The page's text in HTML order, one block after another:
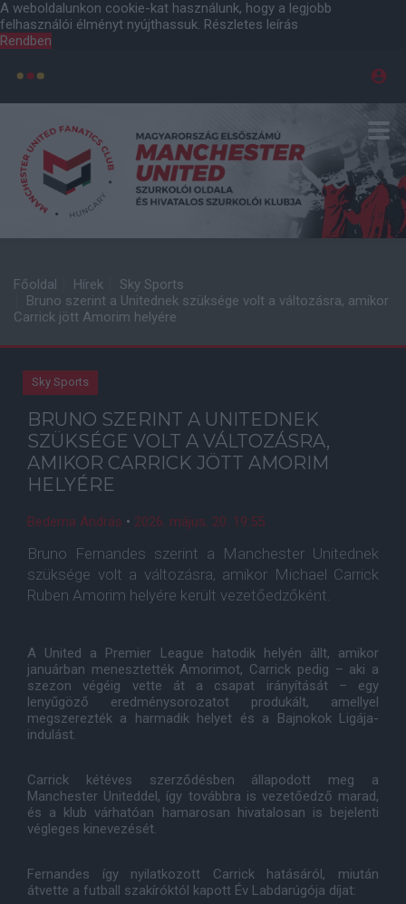
A weboldalunkon cookie-kat használunk, hogy a legjobb
felhasználói élményt nyújthassuk. Részletes leírás
Rendben
Főoldal Hírek
Sky Sports
Bruno szerint a Unitednek szüksége volt a változásra, amikor
Carrick jött Amorim helyére
Sky Sports
BRUNO SZERINT A UNITEDNEK
SZÜKSÉGE VOLT A VÁLTOZÁSRA,
AMIKOR CARRICK JÖTT AMORIM
HELYÉRE
Bederna András • 2026. május. 20. 19:55
Bruno Fernandes szerint a Manchester Unitednek
szüksége volt a változásra, amikor Michael Carrick
Ruben Amorim helyére került vezetőedzőként.
A United a Premier League hatodik helyén állt, amikor
januárban menesztették Amorimot, Carrick pedig – aki a
szezon végéig vette át a csapat irányítását – egy
lenyűgöző eredménysorozatot produkált, amellyel
megszerezték a harmadik helyet és a Bajnokok Ligája-
indulást.
Carrick kétéves szerződésben állapodott meg a
Manchester Uniteddel, így továbbra is vezetőedző marad,
és a klub várhatóan hamarosan hivatalosan is bejelenti
végleges kinevezését.
Fernandes így nyilatkozott Carrick hatásáról, miután
átvette a futball szakíróktól kapott Év Labdarúgója díjat: